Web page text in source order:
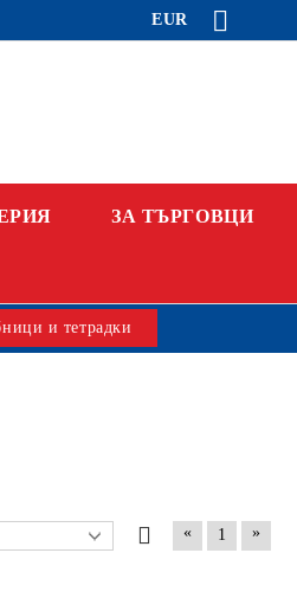
EUR
ЗА ТЪРГОВЦИ
и тетрадки
« 1 »